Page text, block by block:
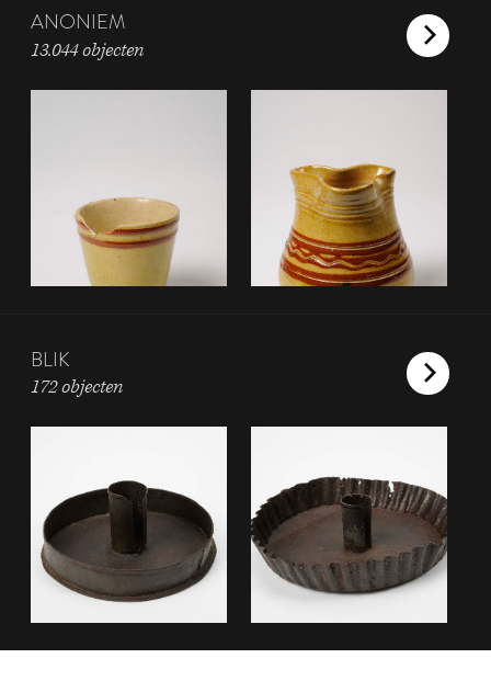
ANONIEM
13.044 objecten
BLIK
172 objecten